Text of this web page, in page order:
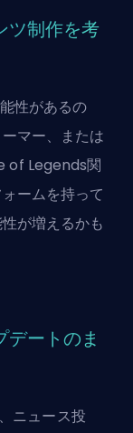
ツ制作を考
性があるの
マー、または
of Legends関
ームを持って
が増えるかも
ートのま
ニュース投